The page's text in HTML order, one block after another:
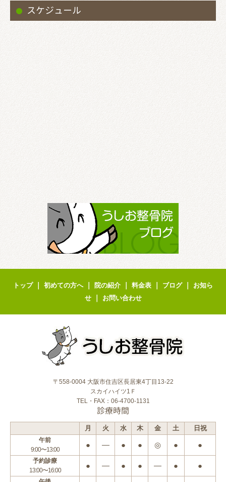
スケジュール
トップ｜ 初めての方へ｜ 院の紹介 ｜ 料金表 ｜ ブログ｜ お知ら
せ｜ お問い合わせ
〒558-0004 大阪市住吉区長居東4丁目13-22
スカイハイツ1Ｆ
TEL・FAX：06-4700-1131
診療時間
月 火 水 木 金 土 日祝
午前
9:00〜13:00
● ― ● ● ◎ ● ●
予約診療
13:00〜16:00
● ― ● ● ― ● ●